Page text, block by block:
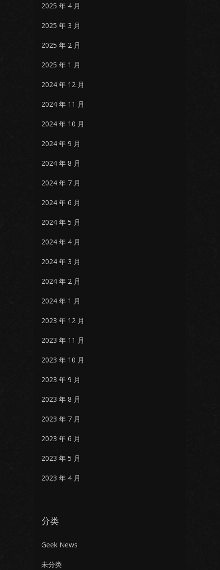
2025 年 4 月
2025 年 3 月
2025 年 2 月
2025 年 1 月
2024 年 12 月
2024 年 11 月
2024 年 10 月
2024 年 9 月
2024 年 8 月
2024 年 7 月
2024 年 6 月
2024 年 5 月
2024 年 4 月
2024 年 3 月
2024 年 2 月
2024 年 1 月
2023 年 12 月
2023 年 11 月
2023 年 10 月
2023 年 9 月
2023 年 8 月
2023 年 7 月
2023 年 6 月
2023 年 5 月
2023 年 4 月
分类
Geek News
未分类